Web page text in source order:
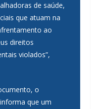
de saúde,
que atuam na
ao
direitos
violados”,
o
que um